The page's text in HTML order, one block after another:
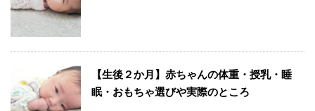
【生後２か月】赤ちゃんの体重・授乳・睡
眠・おもちゃ選びや実際のところ